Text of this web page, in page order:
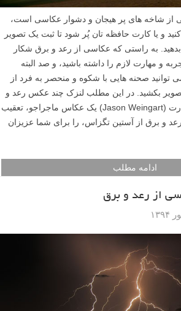
از شاخه های پر هیجان و دشوار عکاسی است،
و یا کارت حافظه تان پُر شود تا ثبت یک تصویر
به راستی که عکاسی از رعد و برق شکار
و مهارت لازم را داشته باشید، و صد البته
توانید صحنه هایی با شکوه و منحصر به فرد از
بکشید. در این مطلب لنزک چند عکس رعد و
برق زیبا، از جیسون وینگارت (Jason Weingart) یک عکاس ماجراجو، تعقیب
و برق از آستین تگزاس، را برای شما عزیزان
ادامه مطلب
از رعد و برق